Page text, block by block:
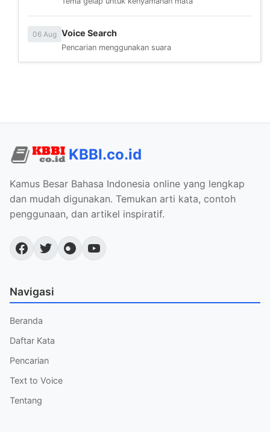
06 Aug Voice Search
Pencarian menggunakan suara
KBBI.co.id
Kamus Besar Bahasa Indonesia online yang lengkap
dan mudah digunakan. Temukan arti kata, contoh
penggunaan, dan artikel inspiratif.
Navigasi
Beranda
Daftar Kata
Pencarian
Text to Voice
Tentang